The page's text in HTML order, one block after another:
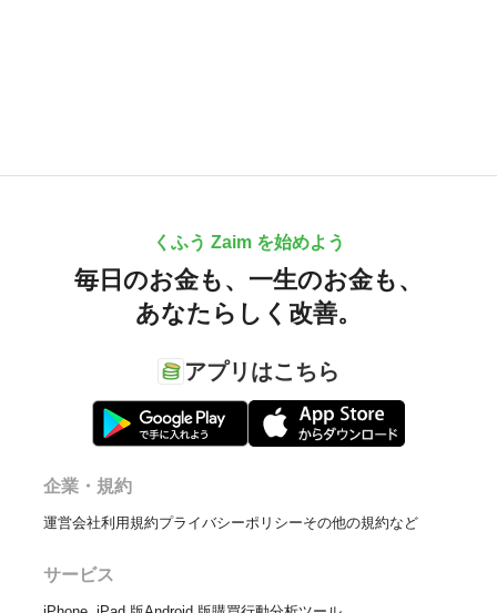
くふう Zaim を始めよう
毎日のお金も、 一生のお金も、
あなたらしく改善。
アプリはこちら
企業・規約
運営会社利用規約プライバシーポリシーその他の規約など
サービス